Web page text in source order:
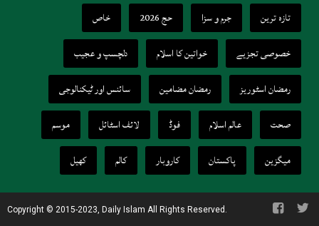
تازہ ترین
جرم و سزا حج 2026
خاص
خصوصی تجزیے
خواتین کا اسلام
دلچسپ و عجیب
رمضان اسٹوریز
رمضان مضامین
سائنس اور ٹیکنالوجی
صحت
عالم اسلام فوڈ لائف اسٹائل
موسم
میگزین
پاکستان کاروبار کالم کھیل
Copyright © 2015-2023, Daily Islam All Rights Reserved.